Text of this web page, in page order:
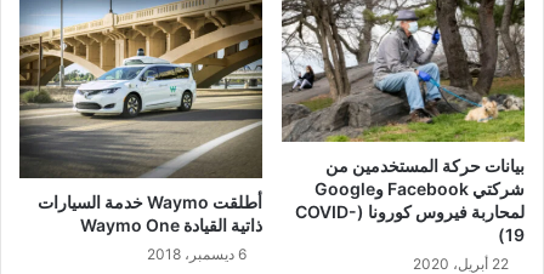
بيانات حركة المستخدمين من
شركتي Facebook وGoogle
لمحاربة فيروس كورونا (COVID-
19)
22 أبريل، 2020
أطلقت Waymo خدمة السيارات
ذاتية القيادة Waymo One
6 ديسمبر، 2018